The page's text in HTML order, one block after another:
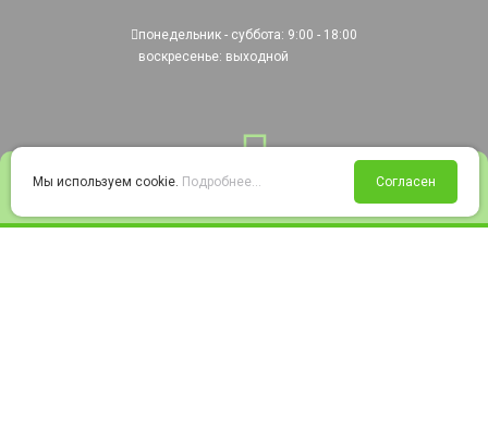
Войти Избранное Корзина
понедельник - суббота: 9:00 - 18:00
воскресенье: выходной
Мы используем cookie. Подробнее... Согласен